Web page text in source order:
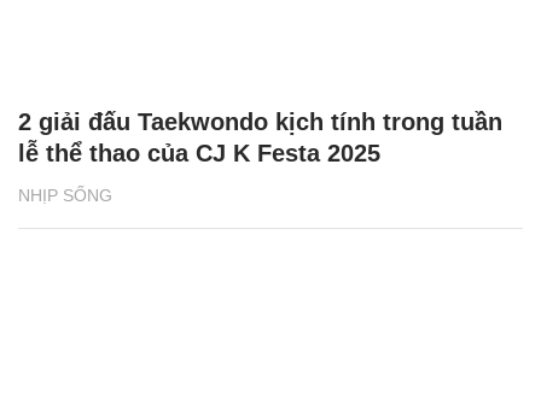
NHỊP SỐNG
2 giải đấu Taekwondo kịch tính trong tuần
lễ thể thao của CJ K Festa 2025